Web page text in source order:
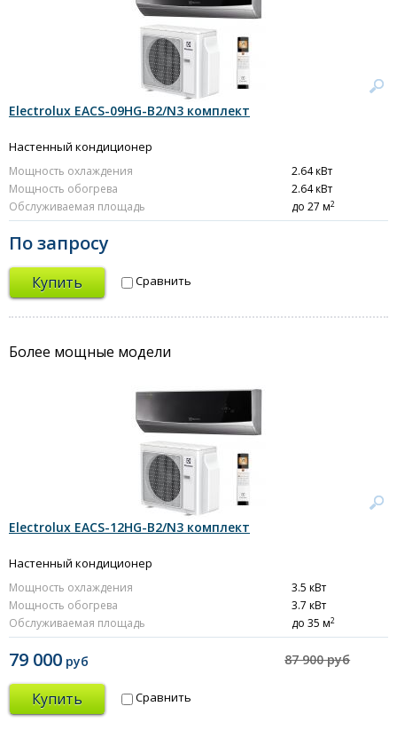
Electrolux EACS-09HG-B2/N3 комплект
Настенный кондиционер
Мощность охлаждения
2.64 кВт
Мощность обогрева
2.64 кВт
Обслуживаемая площадь
до 27 м2
По запросу
Купить Сравнить
Более мощные модели
Electrolux EACS-12HG-B2/N3 комплект
Настенный кондиционер
Мощность охлаждения
3.5 кВт
Мощность обогрева
3.7 кВт
Обслуживаемая площадь
до 35 м2
79 000 руб 87 900 руб
Купить Сравнить